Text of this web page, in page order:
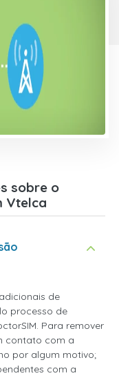
sobre o
Vtelca
de
processo de
Para remover
contato com a
por algum motivo;
com a